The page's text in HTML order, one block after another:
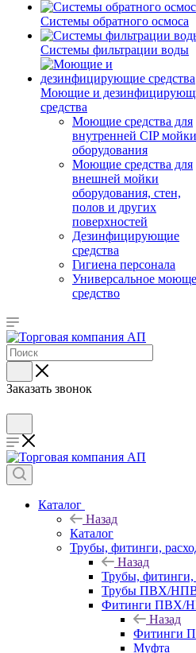
Системы обратного осмоса
Системы фильтрации воды
Моющие и
средства
Моющие средства для
внутренней CIP мойки
оборудования
Моющие средства для
внешней мойки
оборудования, стен,
полов и других
поверхностей
Дезинфицирующие
средства
Гигиена персонала
Универсальное
средство
Заказать звонок
Каталог
Назад
Каталог
Трубы, фитинги,
Назад
Трубы,
Трубы ПВХ/
Фитинги ПВХ/
Назад
Фитинги
Муфта